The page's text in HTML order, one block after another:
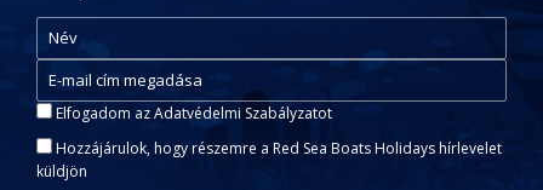
Elfogadom az Adatvédelmi Szabályzatot
Hozzájárulok, hogy részemre a Red Sea Boats Holidays hírlevelet
küldjön